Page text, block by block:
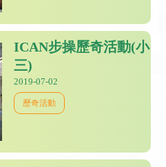
ICAN步操歷奇活動(小
三)
2019-07-02
歷奇活動